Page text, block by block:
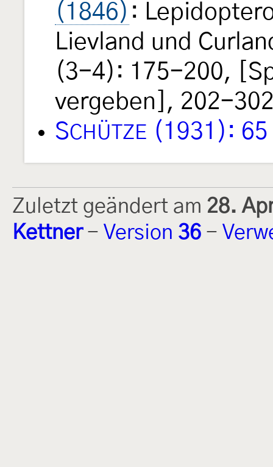
(1846) :
Lievland und
(3-4): 175-200,
vergeben], 202-
SCHÜTZE (1931): 65
Zuletzt geändert am 28.
Kettner- Version 36 -